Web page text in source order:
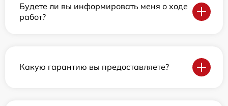
Будете ли вы информировать меня о ходе
работ?
Какую гарантию вы предоставляете?